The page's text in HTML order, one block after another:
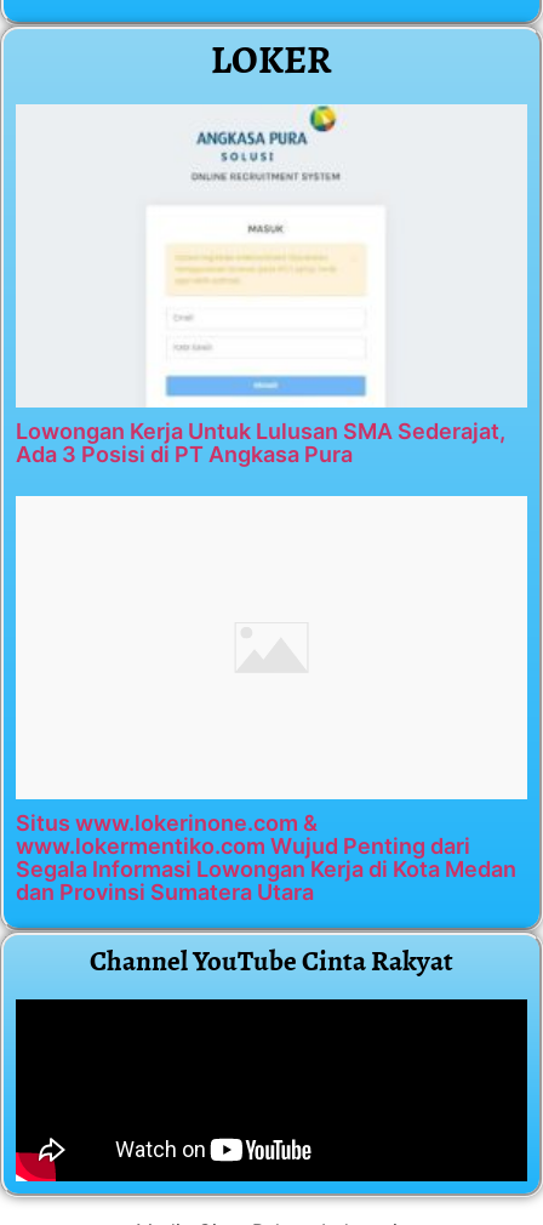
LOKER
Lowongan Kerja Untuk Lulusan SMA Sederajat,
Ada 3 Posisi di PT Angkasa Pura
Situs www.lokerinone.com &
www.lokermentiko.com Wujud Penting dari
Segala Informasi Lowongan Kerja di Kota Medan
dan Provinsi Sumatera Utara
Channel YouTube Cinta Rakyat